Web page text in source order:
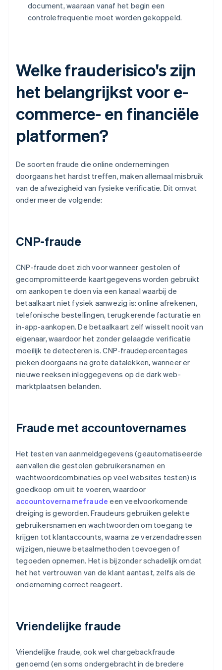
document, waaraan vanaf het begin een
controlefrequentie moet worden gekoppeld.
Welke frauderisico's zijn
het belangrijkst voor e-
commerce- en financiële
platformen?
De soorten fraude die online ondernemingen
doorgaans het hardst treffen, maken allemaal misbruik
van de afwezigheid van fysieke verificatie. Dit omvat
onder meer de volgende:
CNP-fraude
CNP-fraude doet zich voor wanneer gestolen of
gecompromitteerde kaartgegevens worden gebruikt
om aankopen te doen via een kanaal waarbij de
betaalkaart niet fysiek aanwezig is: online afrekenen,
telefonische bestellingen, terugkerende facturatie en
in-app-aankopen. De betaalkaart zelf wisselt nooit van
eigenaar, waardoor het zonder gelaagde verificatie
moeilijk te detecteren is. CNP-fraudepercentages
pieken doorgaans na grote datalekken, wanneer er
nieuwe reeksen inloggegevens op de dark web-
marktplaatsen belanden.
Fraude met accountovernames
Het testen van aanmeldgegevens (geautomatiseerde
aanvallen die gestolen gebruikersnamen en
wachtwoordcombinaties op veel websites testen) is
goedkoop om uit te voeren, waardoor
accountovernamefraude een veelvoorkomende
dreiging is geworden. Fraudeurs gebruiken gelekte
gebruikersnamen en wachtwoorden om toegang te
krijgen tot klantaccounts, waarna ze verzendadressen
wijzigen, nieuwe betaalmethoden toevoegen of
tegoeden opnemen. Het is bijzonder schadelijk omdat
het het vertrouwen van de klant aantast, zelfs als de
onderneming correct reageert.
Vriendelijke fraude
Vriendelijke fraude, ook wel chargebackfraude
genoemd (en soms ondergebracht in de bredere